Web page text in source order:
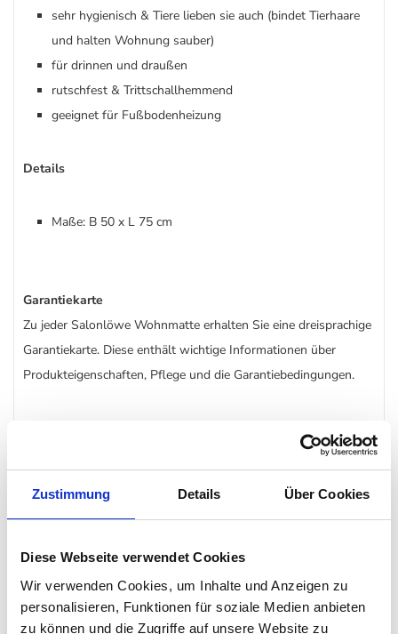
Zustimmung Details Über Cookies
Diese Webseite verwendet Cookies
Wir verwenden Cookies, um Inhalte und Anzeigen zu
personalisieren, Funktionen für soziale Medien anbieten
zu können und die Zugriffe auf unsere Website zu
sehr hygienisch & Tiere lieben sie auch (bindet Tierhaare
und halten Wohnung sauber)
für drinnen und draußen
rutschfest & Trittschallhemmend
geeignet für Fußbodenheizung
Details
Maße: B 50 x L 75 cm
Garantiekarte
Zu jeder Salonlöwe Wohnmatte erhalten Sie eine dreisprachige
Garantiekarte. Diese enthält wichtige Informationen über
Produkteigenschaften, Pflege und die Garantiebedingungen.
Salonlöwe gewährt fünf Jahre Garantie auf Material- und
Verarbeitungsfehler! Entsprechende Pflegetipps finden Sie auf
der Garantiekarte.
Bei nachhaltigen 40° mit Feinwaschmittel separat gewaschen,